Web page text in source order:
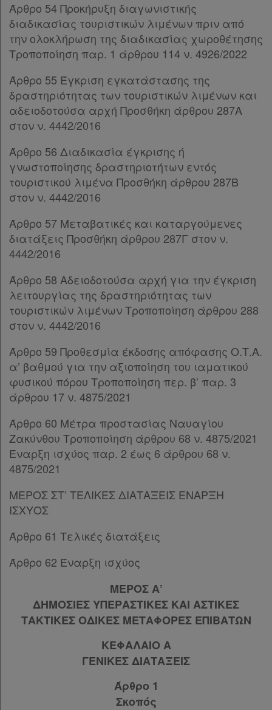
Παρ.2
Παρ.3
Παρ.4
Άρθρο 46 [-]
Παρ.2
Άρθρο 47 [-]
Παρ.1
Παρ.2
Παρ.1
Παρ.2
Παρ.3
Άρθρο 49
Παρ.1
Παρ.2
Παρ.3
Παρ.5
Άρθρο 50 [-]
Παρ.1
Παρ.2
ΜΕΡΟΣ Δ’ [-]
Άρθρο 52
ΜΕΡΟΣ Ε’ [-]
Άρθρο 53
Άρθρο 54
Άρθρο 55
Άρθρο 56
Άρθρο 57
Άρθρο 58
Άρθρο 59
Άρθρο 60
Παρ.2
Άρθρο 61
Υπογραφές
Άρθρο 54 Προκήρυξη διαγωνιστικής
διαδικασίας τουριστικών λιμένων πριν από
την ολοκλήρωση της διαδικασίας χωροθέτησης
Τροποποίηση παρ. 1 άρθρου 114 ν. 4926/2022
Άρθρο 55 Έγκριση εγκατάστασης της
δραστηριότητας των τουριστικών λιμένων και
αδειοδοτούσα αρχή Προσθήκη άρθρου 287Α
στον ν. 4442/2016
Άρθρο 56 Διαδικασία έγκρισης ή
γνωστοποίησης δραστηριοτήτων εντός
τουριστικού λιμένα Προσθήκη άρθρου 287Β
στον ν. 4442/2016
Άρθρο 57 Μεταβατικές και καταργούμενες
διατάξεις Προσθήκη άρθρου 287Γ στον ν.
4442/2016
Άρθρο 58 Αδειοδοτούσα αρχή για την έγκριση
λειτουργίας της δραστηριότητας των
τουριστικών λιμένων Τροποποίηση άρθρου 288
στον ν. 4442/2016
Άρθρο 59 Προθεσμία έκδοσης απόφασης Ο.Τ.Α.
α’ βαθμού για την αξιοποίηση του ιαματικού
φυσικού πόρου Τροποποίηση περ. β’ παρ. 3
άρθρου 17 ν. 4875/2021
Άρθρο 60 Μέτρα προστασίας Ναυαγίου
Ζακύνθου Τροποποίηση άρθρου 68 ν. 4875/2021
Έναρξη ισχύος παρ. 2 έως 6 άρθρου 68 ν.
4875/2021
ΜΕΡΟΣ ΣΤ’ ΤΕΛΙΚΕΣ ΔΙΑΤΑΞΕΙΣ ΕΝΑΡΞΗ
ΙΣΧΥΟΣ
Άρθρο 61 Τελικές διατάξεις
Άρθρο 62 Έναρξη ισχύος
ΜΕΡΟΣ Α’
ΔΗΜΟΣΙΕΣ ΥΠΕΡΑΣΤΙΚΕΣ ΚΑΙ ΑΣΤΙΚΕΣ
ΤΑΚΤΙΚΕΣ ΟΔΙΚΕΣ ΜΕΤΑΦΟΡΕΣ ΕΠΙΒΑΤΩΝ
ΚΕΦΑΛΑΙΟ Α
ΓΕΝΙΚΕΣ ΔΙΑΤΑΞΕΙΣ
Άρθρο 1
Σκοπός